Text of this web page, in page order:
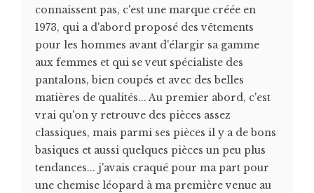
connaissent pas, c'est une marque créée en
1973, qui a d'abord proposé des vêtements
pour les hommes avant d'élargir sa gamme
aux femmes et qui se veut spécialiste des
pantalons, bien coupés et avec des belles
matières de qualités... Au premier abord, c'est
vrai qu'on y retrouve des pièces assez
classiques, mais parmi ses pièces il y a de bons
basiques et aussi quelques pièces un peu plus
tendances... j'avais craqué pour ma part pour
une chemise léopard à ma première venue au